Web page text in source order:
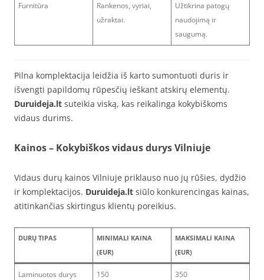
Furnitūra
Rankenos, vyriai,
užraktai.
Užtikrina patogų
naudojimą ir
saugumą.
Pilna komplektacija leidžia iš karto sumontuoti duris ir
išvengti papildomų rūpesčių ieškant atskirų elementų.
Duruideja.lt suteikia viską, kas reikalinga kokybiškoms
vidaus durims.
Kainos – Kokybiškos vidaus durys Vilniuje
Vidaus durų kainos Vilniuje priklauso nuo jų rūšies, dydžio
ir komplektacijos. Duruideja.lt siūlo konkurencingas kainas,
atitinkančias skirtingus klientų poreikius.
DURŲ TIPAS
MINIMALI KAINA
(EUR)
MAKSIMALI KAINA
(EUR)
Laminuotos durys 150 350